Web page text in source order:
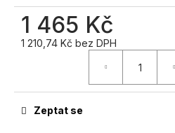
1 465 Kč
1 210,74 Kč bez DPH
Zeptat se
STAVEBNÍ
A
PRŮMYSLOVÝ
AD